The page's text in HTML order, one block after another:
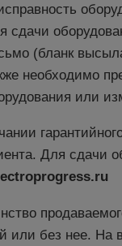
сдачи
(бланк
необходимо
или
Для сдачи
или без нее. На